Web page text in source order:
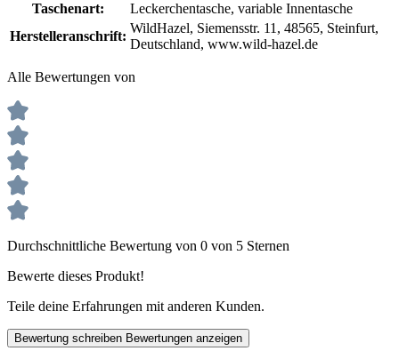
Taschenart:
Leckerchentasche, variable Innentasche
Herstelleranschrift:
WildHazel, Siemensstr. 11, 48565, Steinfurt,
Deutschland, www.wild-hazel.de
Alle Bewertungen von
Durchschnittliche Bewertung von 0 von 5 Sternen
Bewerte dieses Produkt!
Teile deine Erfahrungen mit anderen Kunden.
Bewertung schreiben Bewertungen anzeigen